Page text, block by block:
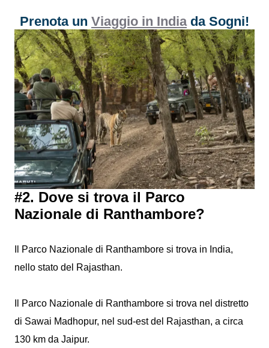
Prenota un Viaggio in Indiada Sogni!
#2. Dove si trova il Parco
Nazionale di Ranthambore?
Il Parco Nazionale di Ranthambore si trova in India,
nello stato del Rajasthan.
Il Parco Nazionale di Ranthambore si trova nel distretto
di Sawai Madhopur, nel sud-est del Rajasthan, a circa
130 km da Jaipur.